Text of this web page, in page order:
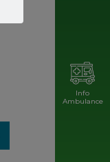
Info
Ambulance